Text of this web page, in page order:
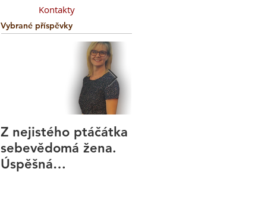
Kontakty
Vybrané příspěvky
Z nejistého ptáčátka
sebevědomá žena.
Úspěšná